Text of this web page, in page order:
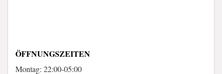
ÖFFNUNGSZEITEN
Montag: 22:00-05:00